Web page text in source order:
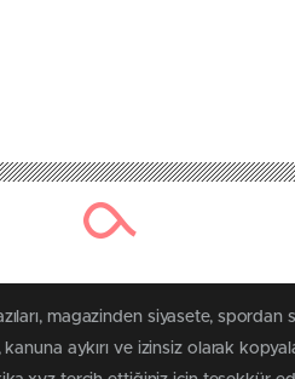
magazinden siyasete,
aykırı ve izinsiz olarak